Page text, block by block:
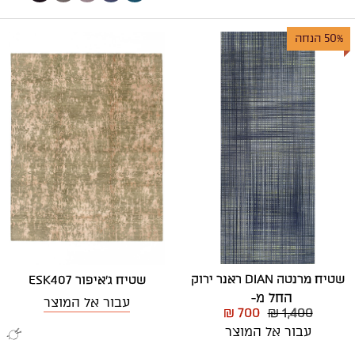
50% הנחה
שטיח מרנטה DIAN ראנר ירוק
החל מ-
₪ 1,400
₪ 700
עבור אל המוצר
שטיח ג'איפור ESK407
עבור אל המוצר